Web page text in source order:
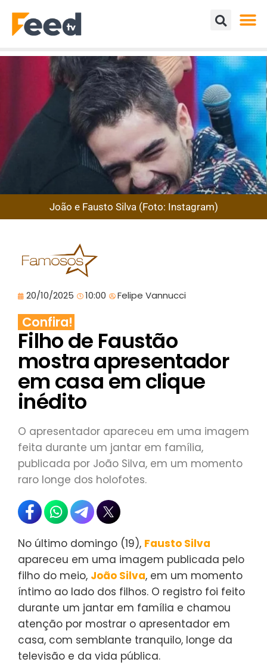
João e Fausto Silva (Foto: Instagram)
20/10/2025 10:00 Felipe Vannucci
Confira!
Filho de Faustão
mostra apresentador
em casa em clique
inédito
O apresentador apareceu em uma imagem
feita durante um jantar em família,
publicada por João Silva, em um momento
raro longe dos holofotes.
No último domingo (19), Fausto Silva
apareceu em uma imagem publicada pelo
filho do meio, João Silva, em um momento
íntimo ao lado dos filhos. O registro foi feito
durante um jantar em família e chamou
atenção por mostrar o apresentador em
casa, com semblante tranquilo, longe da
televisão e da vida pública.